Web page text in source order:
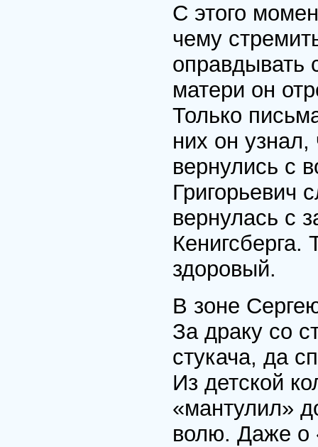
С этого
чему
оправдывать
матери он
Только
них он
вернулись с
Григорьевич
вернулась с
здоровый.
В зоне
За драку со
стукача, да
Из детской
«мантулил»
волю. Даже о